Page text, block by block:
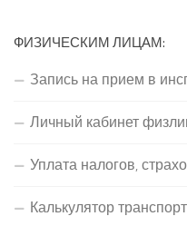
ФИЗИЧЕСКИМ ЛИЦАМ:
Запись на прием в
Личный кабинет
Уплата налогов,
Калькулятор